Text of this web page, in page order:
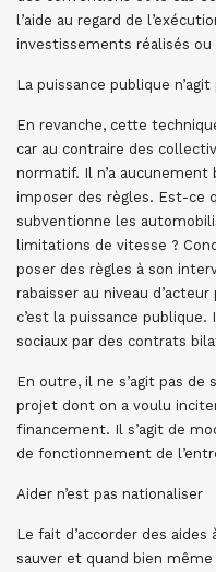
l’aide au regard de
investissements réalisés ou
La puissance publique
En revanche, cette
car au contraire des
normatif. Il n’a aucunement
imposer des règles. Est-ce
subventionne les
limitations de vitesse ?
poser des règles à son
rabaisser au niveau d’acteur
c’est la puissance
sociaux par des contrats
En outre, il ne s’agit pas de
projet dont on a voulu
financement. Il s’agit de
de fonctionnement de
Aider n’est pas nationaliser
Le fait d’accorder des
sauver et quand bien